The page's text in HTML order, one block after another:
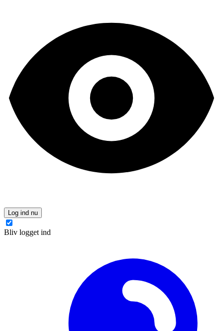
Log ind nu
Bliv logget ind